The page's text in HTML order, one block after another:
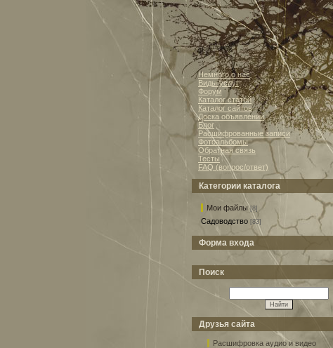
Немного о нас
Виды услуг
Форум
Каталог статей
Каталог сайтов
Доска объявлений
Блог
Расшифрованные записи
Фотоальбомы
Обратная связь
Тесты
FAQ (вопрос/ответ)
Категории каталога
Мои файлы [8]
Садоводство [83]
Форма входа
Поиск
Друзья сайта
Расшифровка аудио и видео